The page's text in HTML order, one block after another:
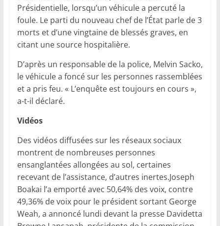
Présidentielle, lorsqu’un véhicule a percuté la
foule. Le parti du nouveau chef de l’État parle de 3
morts et d’une vingtaine de blessés graves, en
citant une source hospitalière.
D’après un responsable de la police, Melvin Sacko,
le véhicule a foncé sur les personnes rassemblées
et a pris feu. « L’enquête est toujours en cours »,
a-t-il déclaré.
Vidéos
Des vidéos diffusées sur les réseaux sociaux
montrent de nombreuses personnes
ensanglantées allongées au sol, certaines
recevant de l’assistance, d’autres inertes.Joseph
Boakai l’a emporté avec 50,64% des voix, contre
49,36% de voix pour le président sortant George
Weah, a annoncé lundi devant la presse Davidetta